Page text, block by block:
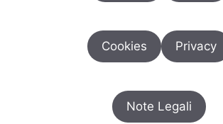
Cookies Privacy
Note Legali